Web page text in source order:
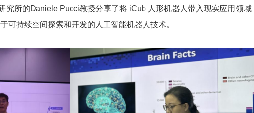
究所的Daniele Pucci教授分享了将 iCub 人形机器人带入现实应用领域
可持续空间探索和开发的人工智能机器人技术。